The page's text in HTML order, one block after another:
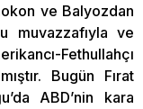
ve Balyozdan
muvazzafıyla ve
Fethullahçı
Bugün Fırat
ABD’nin kara